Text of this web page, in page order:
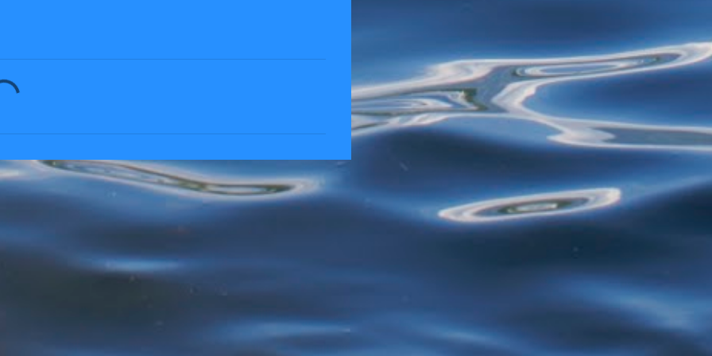
atividades de garimpagem. De acor...